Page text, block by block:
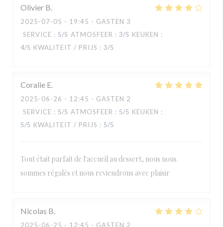
Olivier B
2025-07-05 - 19:45 - GASTEN 3
SERVICE : 5/5 ATMOSFEER : 3/5 KEUKEN :
4/5 KWALITEIT / PRIJS : 3/5
Coralie E
2025-06-26 - 12:45 - GASTEN 2
SERVICE : 5/5 ATMOSFEER : 5/5 KEUKEN :
5/5 KWALITEIT / PRIJS : 5/5
Tout était parfait de l'accueil au dessert, nous nous
sommes régalés et nous reviendrons avec plaisir
Nicolas B
2025-06-25 - 12:45 - GASTEN 2